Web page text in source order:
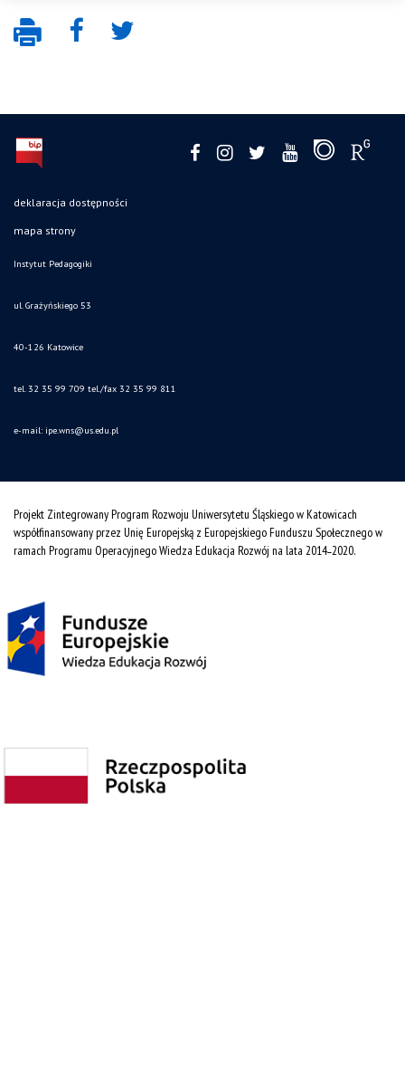
deklaracja dostępności
mapa strony
Instytut Pedagogiki
ul. Grażyńskiego 53
40-126 Katowice
tel. 32 35 99 709 tel./fax 32 35 99 811
e-mail: ipe.wns@us.edu.pl
Projekt Zintegrowany Program Rozwoju Uniwersytetu Śląskiego w Katowicach
współfinansowany przez Unię Europejską z Europejskiego Funduszu Społecznego w
ramach Programu Operacyjnego Wiedza Edukacja Rozwój na lata 2014˗2020.